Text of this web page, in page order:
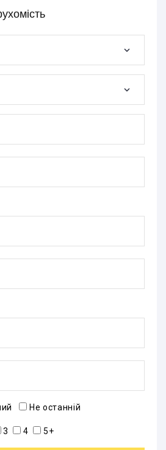
Не останній
3 4 5+